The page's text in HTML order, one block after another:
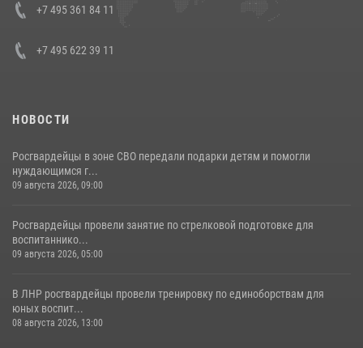
Кавказском федеральном округе Виталием Кузнецовым
+7 495 361 84 11
+7 495 622 39 11
НОВОСТИ
Росгвардейцы в зоне СВО передали подарки детям и помогли
нуждающимся г...
09 августа 2026, 09:00
Росгвардейцы провели занятие по стрелковой подготовке для
воспитаннико...
09 августа 2026, 05:00
В ЛНР росгвардейцы провели тренировку по единоборствам для
юных воспит...
08 августа 2026, 13:00